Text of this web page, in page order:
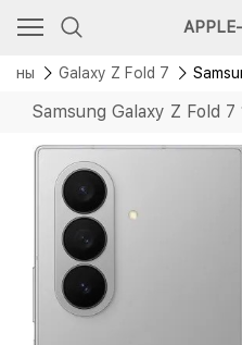
Galaxy Z Fold 7
Samsung Galaxy Z Fold